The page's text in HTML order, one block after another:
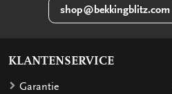
shop@bekkingblitz.com
KLANTENSERVICE
Garantie